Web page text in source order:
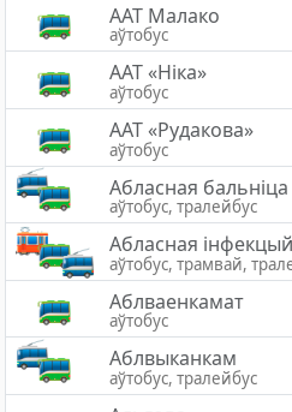
ААТ Малако
аўтобус
ААТ «Ніка»
аўтобус
ААТ «Рудакова»
аўтобус
Абласная бальніца
аўтобус, тралейбус
Абласная
аўтобус, трамвай,
Аблваенкамат
аўтобус
Аблвыканкам
аўтобус, тралейбус